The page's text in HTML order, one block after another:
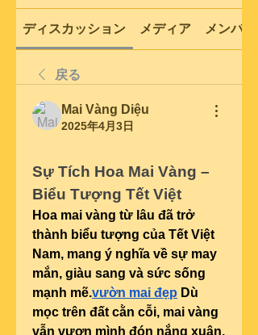
ディスカッション メディア メンバー
戻る
Mai Vàng Diệu
2025年4月3日
Sự Tích Hoa Mai Vàng –
Biểu Tượng Tết Việt
Hoa mai vàng từ lâu đã trở
thành biểu tượng của Tết Việt
Nam, mang ý nghĩa về sự may
mắn, giàu sang và sức sống
mạnh mẽ.vườn mai đẹp Dù
mọc trên đất cằn cỗi, mai vàng
vẫn vươn mình đón nắng xuân,